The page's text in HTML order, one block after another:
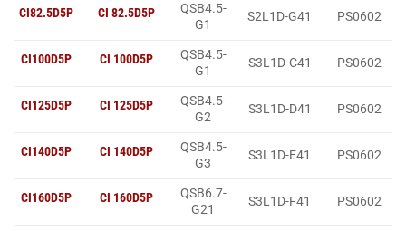
CI82.5D5P CI 82.5D5P
QSB4.5-
G1
S2L1D-G41 PS0602
CI100D5P CI 100D5P
QSB4.5-
G1
S3L1D-C41 PS0602
CI125D5P CI 125D5P
QSB4.5-
G2
S3L1D-D41 PS0602
CI140D5P CI 140D5P
QSB4.5-
G3
S3L1D-E41 PS0602
CI160D5P CI 160D5P
QSB6.7-
G21
S3L1D-F41 PS0602